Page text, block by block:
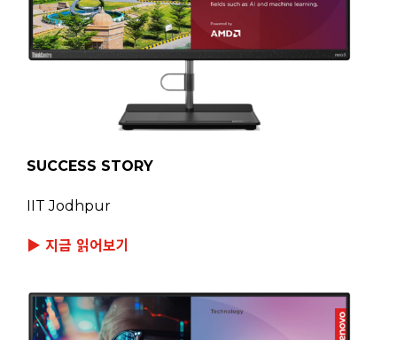
SUCCESS STORY
IIT Jodhpur
▶ 지금 읽어보기